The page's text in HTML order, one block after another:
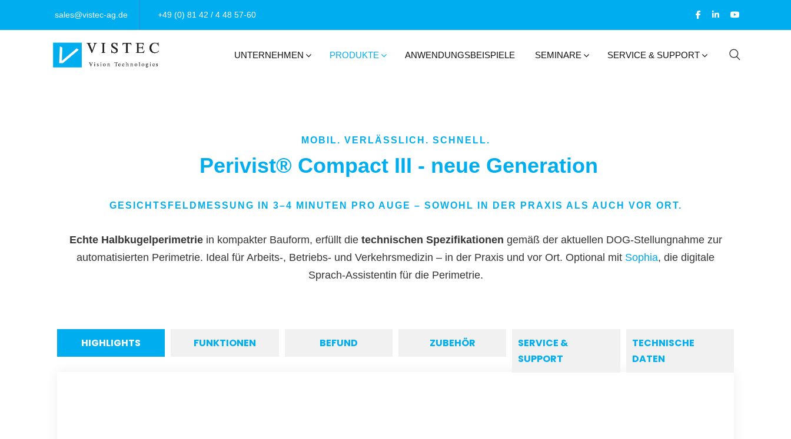
sales@vistec-ag.de +49 (0) 81 42 / 4 48 57-60
UNTERNEHMEN PRODUKTE ANWENDUNGSBEISPIELE SEMINARE SERVICE & SUPPORT
MOBIL. VERLÄSSLICH. SCHNELL.
Perivist® Compact III - neue Generation
GESICHTSFELDMESSUNG IN 3–4 MINUTEN PRO AUGE – SOWOHL IN DER PRAXIS ALS AUCH VOR ORT.
Echte Halbkugelperimetriein kompakter Bauform, erfüllt die technischen Spezifikationen gemäß der aktuellen DOG-Stellungnahme zur
automatisierten Perimetrie. Ideal für Arbeits-, Betriebs- und Verkehrsmedizin – in der Praxis und vor Ort. Optional mit Sophia, die digitale
Sprach-Assistentin für die Perimetrie.
HIGHLIGHTS FUNKTIONEN BEFUND ZUBEHÖR
SERVICE &
SUPPORT
TECHNISCHE
DATEN